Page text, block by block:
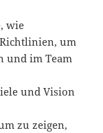
wie
um
und im Team
und Vision
zu zeigen,